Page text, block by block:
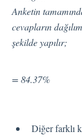
Metin Analizi
Planlayıcı
Pisano
Anketin
cevapların
= 84.37%
Diğer farklı